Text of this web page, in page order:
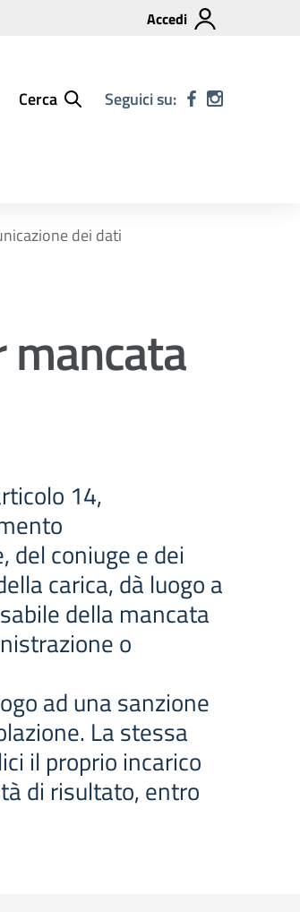
Accedi
Cerca Seguici su:
dei dati
mancata
14,
del coniuge e dei
carica, dà luogo a
della mancata
o
ad una sanzione
La stessa
il proprio incarico
di risultato, entro